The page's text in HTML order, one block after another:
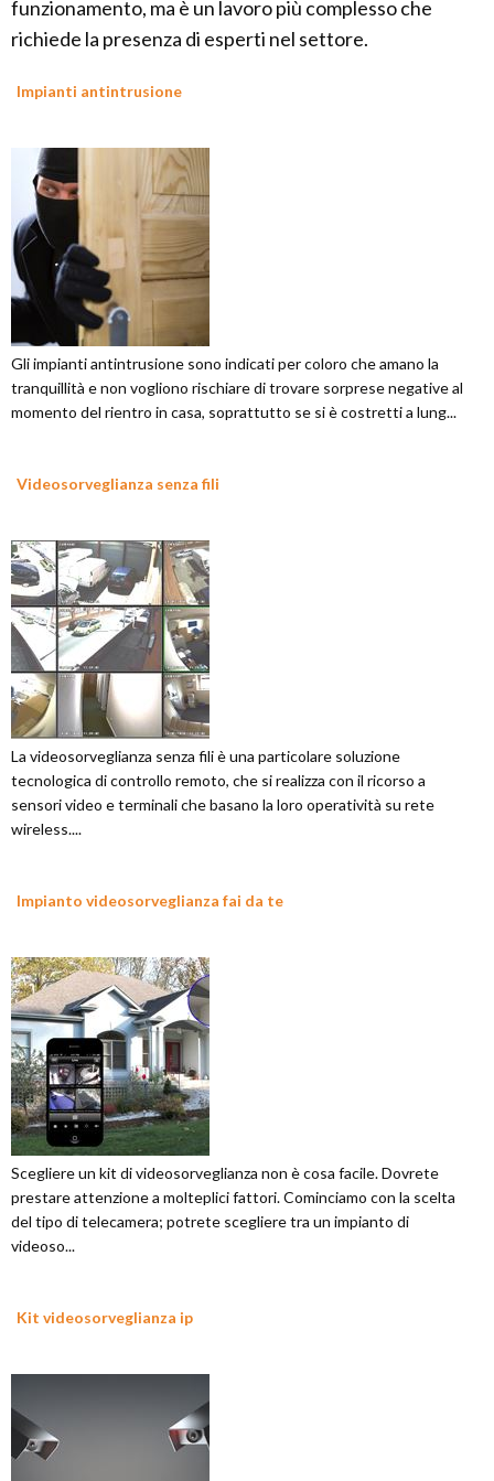
funzionamento, ma è un lavoro più complesso che
richiede la presenza di esperti nel settore.
Impianti antintrusione
Gli impianti antintrusione sono indicati per coloro che amano la
tranquillità e non vogliono rischiare di trovare sorprese negative al
momento del rientro in casa, soprattutto se si è costretti a lung...
Videosorveglianza senza fili
La videosorveglianza senza fili è una particolare soluzione
tecnologica di controllo remoto, che si realizza con il ricorso a
sensori video e terminali che basano la loro operatività su rete
wireless....
Impianto videosorveglianza fai da te
Scegliere un kit di videosorveglianza non è cosa facile. Dovrete
prestare attenzione a molteplici fattori. Cominciamo con la scelta
del tipo di telecamera; potrete scegliere tra un impianto di
videoso...
Kit videosorveglianza ip